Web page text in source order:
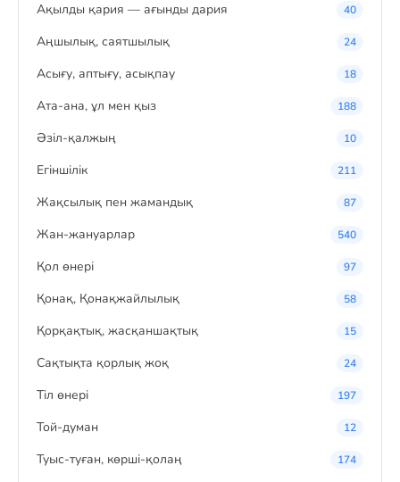
Ақылды қария — ағынды дария 40
Аңшылық, саятшылық 24
Асығу, аптығу, асықпау 18
Ата-ана, ұл мен қыз 188
Әзіл-қалжың 10
Егіншілік 211
Жақсылық пен жамандық 87
Жан-жануарлар 540
Қол өнері 97
Қонақ, Қонақжайлылық 58
Қорқақтық, жасқаншақтық 15
Сақтықта қорлық жоқ 24
Тіл өнері 197
Той-думан 12
Туыс-туған, көрші-қолаң 174